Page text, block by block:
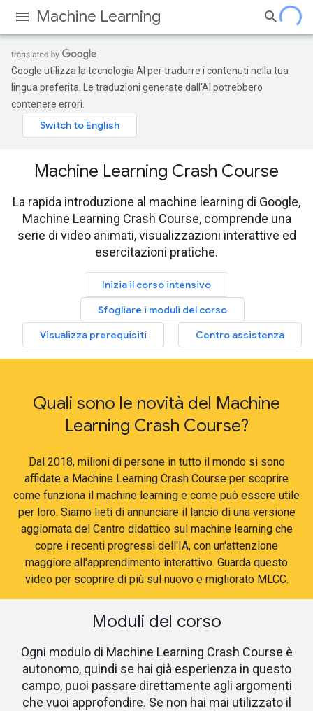
Machine Learning
Google utilizza la tecnologia AI per tradurre i contenuti nella tua
lingua preferita. Le traduzioni generate dall'AI potrebbero
contenere errori.
Machine Learning Crash Course
La rapida introduzione al machine learning di Google,
Machine Learning Crash Course, comprende una
serie di video animati, visualizzazioni interattive ed
esercitazioni pratiche.
Inizia il corso intensivo
Sfogliare i moduli del corso
Visualizza prerequisiti
Centro assistenza
Quali sono le novità del Machine
Learning Crash Course?
Dal 2018, milioni di persone in tutto il mondo si sono
affidate a Machine Learning Crash Course per scoprire
come funziona il machine learning e come può essere utile
per loro. Siamo lieti di annunciare il lancio di una versione
aggiornata del Centro didattico sul machine learning che
copre i recenti progressi dell'IA, con un'attenzione
maggiore all'apprendimento interattivo. Guarda questo
video per scoprire di più sul nuovo e migliorato MLCC.
Moduli del corso
Ogni modulo di Machine Learning Crash Course è
autonomo, quindi se hai già esperienza in questo
campo, puoi passare direttamente agli argomenti
che vuoi approfondire. Se non hai mai utilizzato il